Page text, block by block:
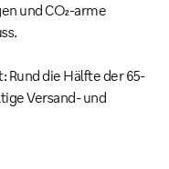
und CO₂-arme
Rund die Hälfte der 65-
Versand- und